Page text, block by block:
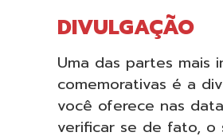
DIVULGAÇÃO
Uma das partes mais
comemorativas é a
você oferece nas
verificar se de fato, o